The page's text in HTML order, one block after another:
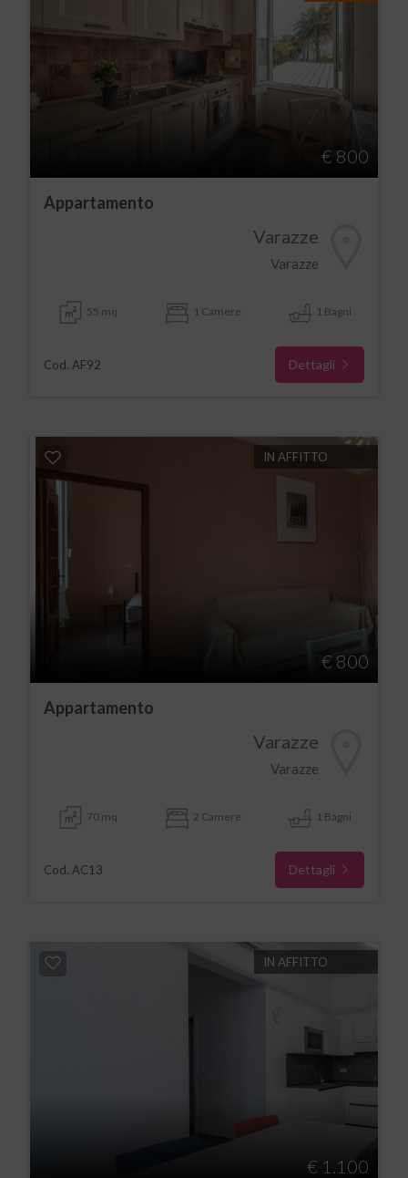
€ 800
Appartamento
Varazze
Varazze
55 mq 1 Camere 1 Bagni
Cod. AF92 Dettagli
IN AFFITTO
€ 800
Appartamento
Varazze
Varazze
70 mq 2 Camere 1 Bagni
Cod. AC13 Dettagli
IN AFFITTO
€ 1.100